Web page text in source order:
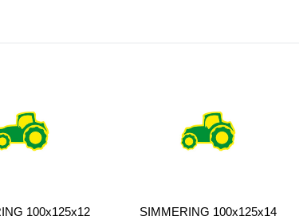
100x125x12
SIMMERING 100x125x14